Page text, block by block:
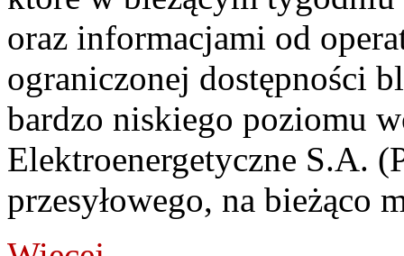
oraz informacjami od
ograniczonej dostępności
bardzo niskiego poziomu
Elektroenergetyczne S.A.
przesyłowego, na bieżąco